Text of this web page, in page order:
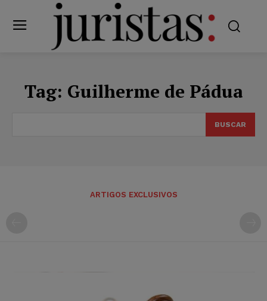
Tag: Guilherme de Pádua
BUSCAR
ARTIGOS EXCLUSIVOS